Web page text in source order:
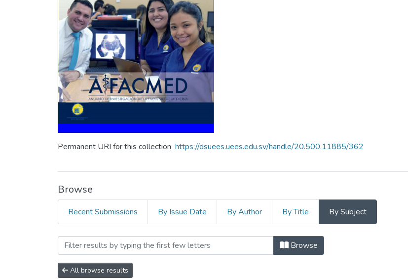
Permanent URI for this collection https://dsuees.uees.edu.sv/handle/20.500.11885/362
Browse
Recent Submissions By Issue Date By Author By Title By Subject
Browsing Anuario N° 3 by Subject "ALZHEIMER"
Browse
All browse results